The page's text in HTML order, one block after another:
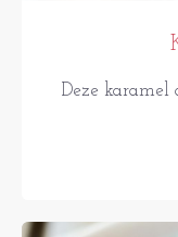
Deze karamel